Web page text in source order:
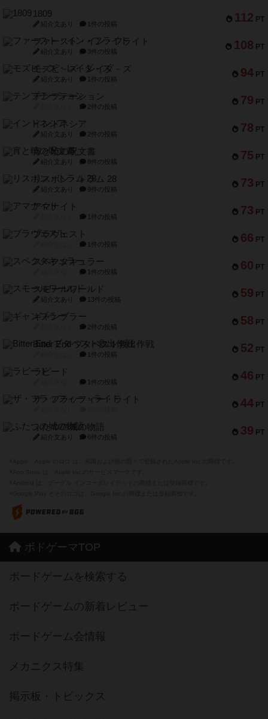
112 PT
1809
紹介文あり 1件の投稿
108 PT
ファースト・イン・フライト
紹介文あり 3件の投稿
94 PT
モズビ－ズ・レイダ－ズ
紹介文あり 1件の投稿
79 PT
テンプテーション
2件の投稿
78 PT
インドネシア
紹介文あり 2件の投稿
75 PT
宵と暁の呪文書
紹介文あり 8件の投稿
73 PT
リスボン・トラム 28
紹介文あり 9件の投稿
73 PT
アマナイト
1件の投稿
66 PT
ブラヴェスト
1件の投稿
60 PT
スペクタキュラー
1件の投稿
59 PT
スモールワールド
紹介文あり 13件の投稿
58 PT
ギャンブラー
2件の投稿
52 PT
Bitter End ブタペスト救出作戦
1件の投稿
46 PT
ラピード
1件の投稿
44 PT
ザ・フラッフィー・ライト
39 PT
ふたつの城の物語
紹介文あり 6件の投稿
ボドゲーマTOP
ボードゲームを検索する
ボードゲームの新着レビュー
ボードゲーム会情報
メカニクス特集
掲示板・トピックス